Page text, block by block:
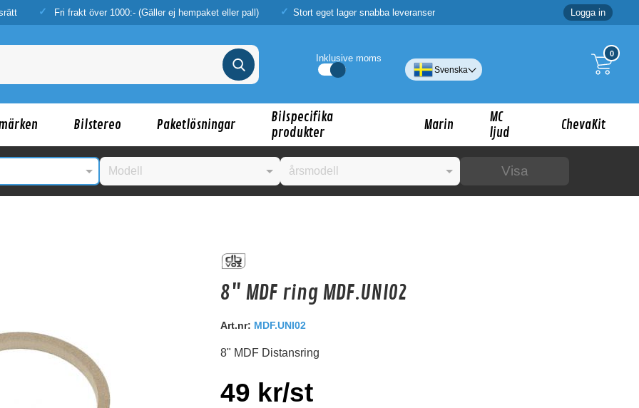
Fri frakt över 1000:- (Gäller ej hempaket eller pall) Stort eget lager snabba leveranser Logga in
0
Inklusive moms
Svenska
Bilstereo Paketlösningar
Bilspecifika
produkter
Marin
MC
ljud
ChevaKit
Visa
någon av dessa produkter kan intressera dig?
8" MDF ring MDF.UNI02
Art.nr: MDF.UNI02
8" MDF Distansring
49 kr/st